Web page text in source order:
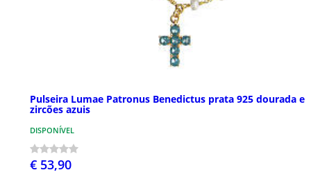
Pulseira Lumae Patronus Benedictus prata 925 dourada e
zircões azuis
DISPONÍVEL
€ 53,90